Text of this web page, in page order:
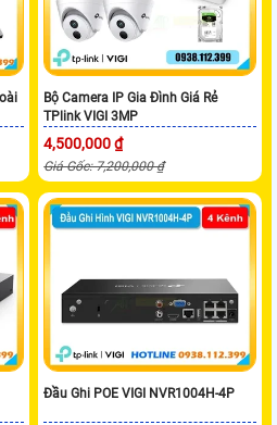
Bộ Camera IP Gia Đình Giá Rẻ
TPlink VIGI 3MP
4,500,000 ₫
Giá Gốc: 7,200,000 ₫
Đầu Ghi POE VIGI NVR1004H-4P